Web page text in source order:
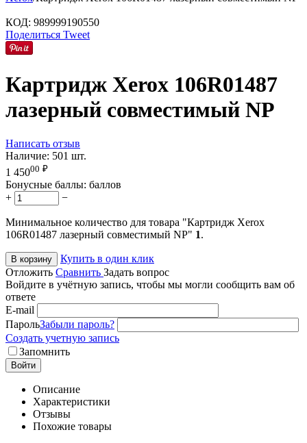
КОД: 989999190550
Поделиться Tweet
Картридж Xerox 106R01487
лазерный совместимый NP
Написать отзыв
Наличие: 501 шт.
1 45000 ₽
Бонусные баллы: баллов
+
−
Минимальное количество для товара "Картридж Xerox
106R01487 лазерный совместимый NP" 1.
В корзину
Купить в один клик
Отложить Сравнить Задать вопрос
Войдите в учётную запись, чтобы мы могли сообщить вам об
ответе
E-mail
ПарольЗабыли пароль?
Создать учетную запись
Запомнить
Войти
Описание
Характеристики
Отзывы
Похожие товары